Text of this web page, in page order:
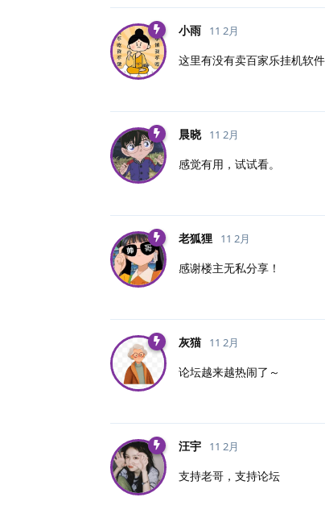
小雨 11 2月
这里有没有卖百家乐挂机软
晨晓 11 2月
感觉有用，试试看。
老狐狸 11 2月
感谢楼主无私分享！
灰猫 11 2月
论坛越来越热闹了～
汪宇 11 2月
支持老哥，支持论坛